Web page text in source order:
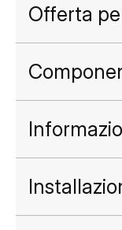
Offerta